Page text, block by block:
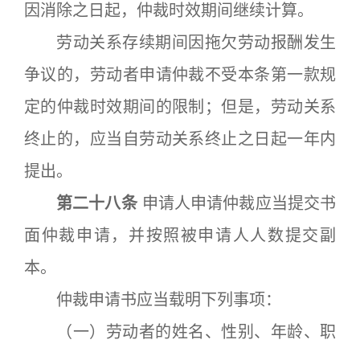
因消除之日起，仲裁时效期间继续计算。
劳动关系存续期间因拖欠劳动报酬发生
争议的，劳动者申请仲裁不受本条第一款规
定的仲裁时效期间的限制；但是，劳动关系
终止的，应当自劳动关系终止之日起一年内
提出。
第二十八条申请人申请仲裁应当提交书
面仲裁申请，并按照被申请人人数提交副
本。
仲裁申请书应当载明下列事项：
（一）劳动者的姓名、性别、年龄、职